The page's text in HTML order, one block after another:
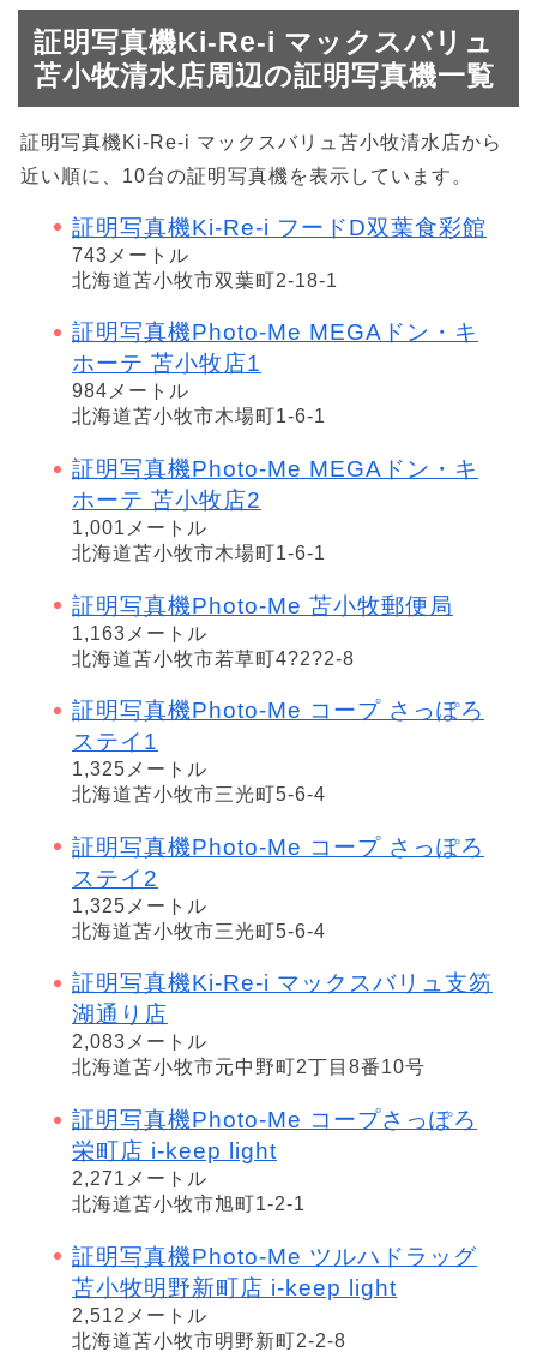
証明写真機Ki-Re-i マックスバリュ
苫小牧清水店周辺の証明写真機一覧
証明写真機Ki-Re-i マックスバリュ苫小牧清水店から
近い順に、10台の証明写真機を表示しています。
証明写真機Ki-Re-i フードD双葉食彩館
743メートル
北海道苫小牧市双葉町2-18-1
証明写真機Photo-Me MEGAドン・キ
ホーテ 苫小牧店1
984メートル
北海道苫小牧市木場町1-6-1
証明写真機Photo-Me MEGAドン・キ
ホーテ 苫小牧店2
1,001メートル
北海道苫小牧市木場町1-6-1
証明写真機Photo-Me 苫小牧郵便局
1,163メートル
北海道苫小牧市若草町4?2?2-8
証明写真機Photo-Me コープ さっぽろ
ステイ1
1,325メートル
北海道苫小牧市三光町5-6-4
証明写真機Photo-Me コープ さっぽろ
ステイ2
1,325メートル
北海道苫小牧市三光町5-6-4
証明写真機Ki-Re-i マックスバリュ支笏
湖通り店
2,083メートル
北海道苫小牧市元中野町2丁目8番10号
証明写真機Photo-Me コープさっぽろ
栄町店 i-keep light
2,271メートル
北海道苫小牧市旭町1-2-1
証明写真機Photo-Me ツルハドラッグ
苫小牧明野新町店 i-keep light
2,512メートル
北海道苫小牧市明野新町2-2-8